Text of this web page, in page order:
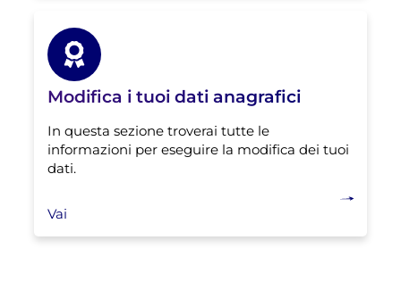
Modifica i tuoi dati anagrafici
In questa sezione troverai tutte le
informazioni per eseguire la modifica dei tuoi
dati.
Vai